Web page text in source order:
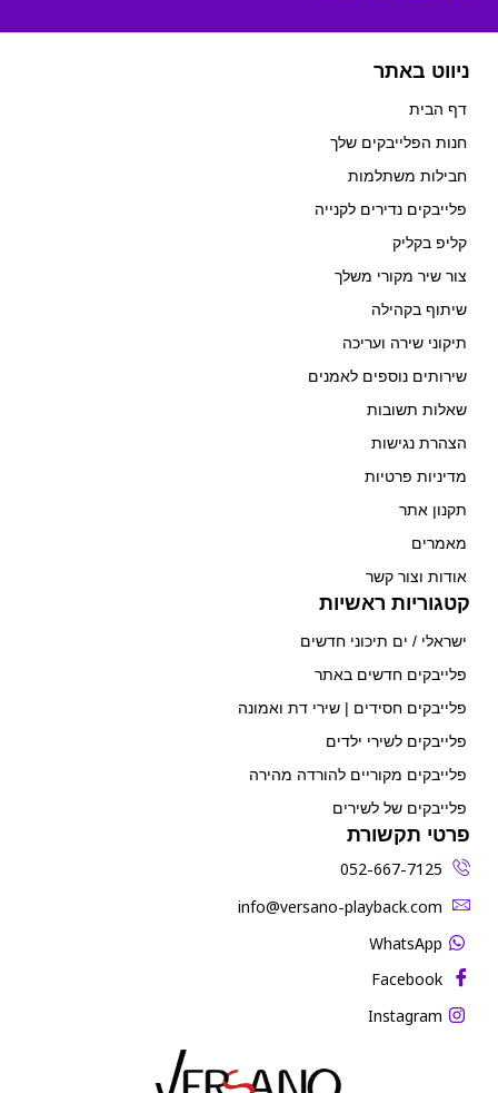
ניווט באתר
דף הבית
חנות הפלייבקים שלך
חבילות משתלמות
פלייבקים נדירים לקנייה
קליפ בקליק
צור שיר מקורי משלך
שיתוף בקהילה
תיקוני שירה ועריכה
שירותים נוספים לאמנים
שאלות תשובות
הצהרת נגישות
מדיניות פרטיות
תקנון אתר
מאמרים
אודות וצור קשר
קטגוריות ראשיות
ישראלי / ים תיכוני חדשים
פלייבקים חדשים באתר
פלייבקים חסידים | שירי דת ואמונה
פלייבקים לשירי ילדים
פלייבקים מקוריים להורדה מהירה
פלייבקים של לשירים
פרטי תקשורת
052-667-7125
‫info@versano-playback.com‬
WhatsApp
Facebook
Instagram